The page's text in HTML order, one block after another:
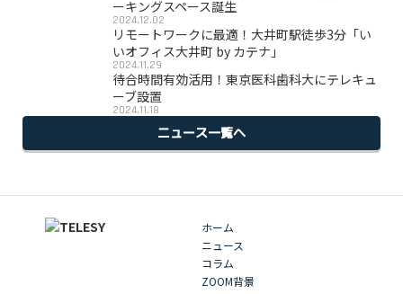
ーキングスペース誕生
2024.12.02
リモートワークに最適！大井町駅徒歩3分「い
いオフィス大井町 by カテナ」
2024.11.29
待合時間有効活用！東京医科歯科大にテレキュ
ーブ設置
2024.11.18
ニュース一覧へ
ホーム
ニュース
コラム
ZOOM背景